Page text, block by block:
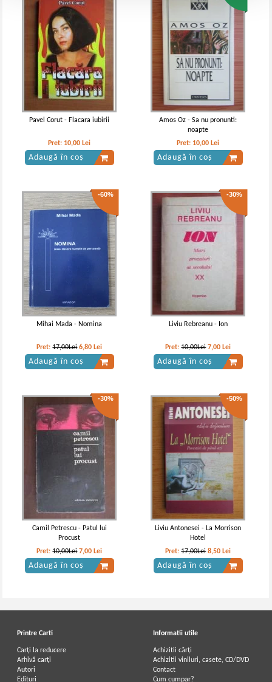
Pavel Corut - Flacara iubirii
Pret: 10,00 Lei
Adaugă în coș
Amos Oz - Sa nu pronunti:
noapte
Pret: 10,00 Lei
Adaugă în coș
-60%
Mihai Mada - Nomina
Pret:17,00Lei 6,80 Lei
Adaugă în coș
-30%
Liviu Rebreanu - Ion
Pret:10,00Lei 7,00 Lei
Adaugă în coș
-30%
Camil Petrescu - Patul lui
Procust
Pret:10,00Lei 7,00 Lei
Adaugă în coș
-50%
Liviu Antonesei - La Morrison
Hotel
Pret:17,00Lei 8,50 Lei
Adaugă în coș
Printre Carti
Carți la reducere
Arhivă carți
Autori
Edituri
Informatii utile
Achizitii cărți
Achizitii viniluri, casete, CD/DVD
Contact
Cum cumpar?